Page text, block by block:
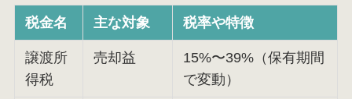
税金名 主な対象 税率や特徴
譲渡所
得税
売却益
15%〜39%（保有期間
で変動）